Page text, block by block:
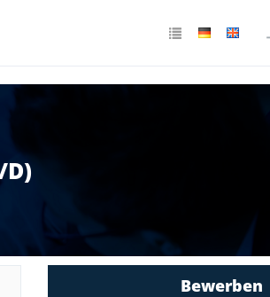
D)
Bewerben